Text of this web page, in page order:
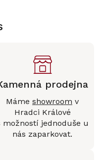
prodejna
Máme showroom v
Hradci Králové
možností jednoduše u
nás zaparkovat.